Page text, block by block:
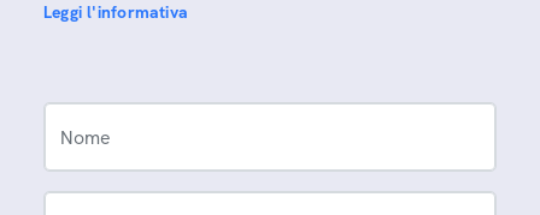
Leggi l'informativa
Nome